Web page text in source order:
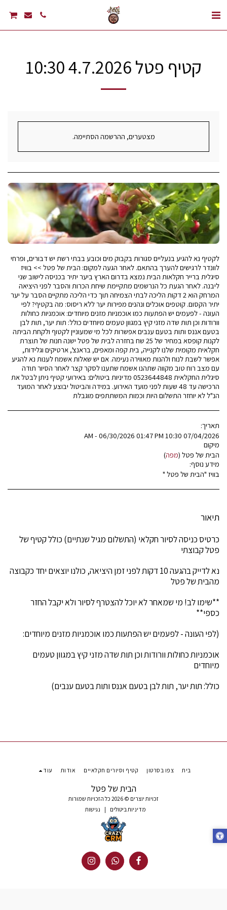
קטיף פטל 4.7.2026 10:30
מצטערים, ההרשמה הסתיימה.
לקטיף נא להגיע בנעליים סגורות בקבוק מים וכובע בבתי רשת יש דבורים, ופרחי
לוונדר לרגישים להערך בהתאם. לאחר הגעה למקום: הבית של פטל >> בוויז
סיגלית ברייר חקלאות הבית נמצא בדרום הארץ ביער יתיר בכניסה לישוב שני
ליבנה. לאחר הגעת כל הנרשמים מתקיימת שיחת הכרות והסבר לפני היציאה
המרחק הוא 2 דקות הליכה לבתי הצמיחה תוך כדי הליכה מתקיים הסבר על יער
יתיר הקסום. קוטפים אוכלים ונהנים מפירות יער ללא ריסוס: מה בקטיף? לפי
העונה - לפעמים יש הפתעות כמו אוכמניות מזנים מיוחדים: אוכמניות כחולות
וורודות וכן תות שדה מזני קיץ במגוון טעמים מיוחדים כולל: תות יער, תות לבן
בטעם אננס ותות בטעם ענבים אפשרות לכל מי שמעוניין לקטוף ולקחת הביתה
לקנות קופסא במחיר של 25 שח בחזרה לבית של פטל ישנה חנות של תוצרת
חקלאית מקומית שלנו לקנייה, בית קפה ומאפים, בראנצ', ארטיקים וגלידות,
אפשר לשבת לנוח ולהנות מאווירה נעימה. אם יש שאלות אשמח לענות נא להגיע
עם מצב רוח טוב מקווה שתהנו אשמח שתענו לסקר קצר לאחר הסיור תודה
סיגלית החקלאית 0523644848 מדיניות ביטולים: באירועי קטיף ניתן לבטל את
הרכישה עד 48 שעות לפני מועד האירוע. במידה והביטול יבוצע לאחר המועד
הנ"ל לא יוחזר התשלום היות וכמות המשתתפים מוגבלת
תאריך:
07/04/2026 10:30 AM - 06/30/2026 01:47 PM
מיקום
הבית של פטל (מפה)
מידע נוסף:
בוויז "הבית של פטל "
תיאור
כרטיס כניסה לסיור חקלאי (התשלום מגיל שנתיים) כולל קטיף של
פטל קבוצתי
נא לדייק בהגעה 10 דקות לפני זמן היציאה, כולנו יוצאים יחד כקבוצה
מהבית של פטל
**שימו לב! מי שמאחר לא יוכל להצטרף לסיור ולא יקבל החזר
כספי**
(לפי העונה - לפעמים יש הפתעות כמו אוכמניות מזנים מיוחדים:
אוכמניות כחולות וורודות וכן תות שדה מזני קיץ במגוון טעמים
מיוחדים
כולל: תות יער, תות לבן בטעם אננס ותות בטעם ענבים)
הבית של פטל
זכויות יוצרים © 2026 כל הזכויות שמורות
מדיניות ביטולים | נגישות
בית צפו בסרטון קטיף וסיורים חקלאיים אודות עוד